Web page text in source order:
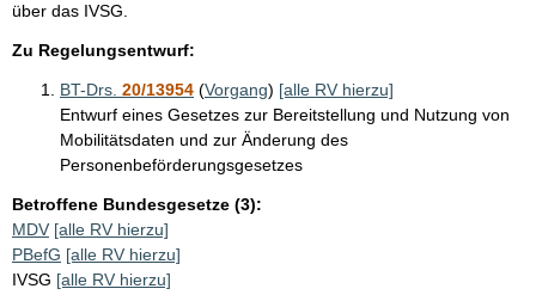
über das IVSG.
Zu Regelungsentwurf:
BT-Drs. 20/13954 (Vorgang) [alle RV hierzu]
Entwurf eines Gesetzes zur Bereitstellung und Nutzung von
Mobilitätsdaten und zur Änderung des
Personenbeförderungsgesetzes
Betroffene Bundesgesetze (3):
MDV [alle RV hierzu]
PBefG [alle RV hierzu]
IVSG [alle RV hierzu]